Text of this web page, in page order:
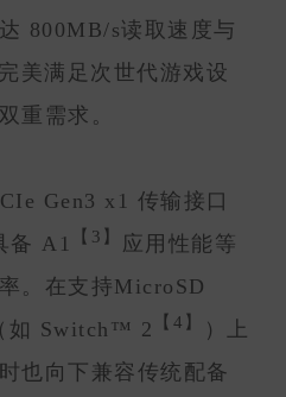
800MB/s读取速度与
美满足次世代游戏设
重需求。
Gen3 x1 传输接口
备 A1
【3】
应用性能等
。在支持MicroSD
如 Switch™ 2
【4】
）上
也向下兼容传统配备